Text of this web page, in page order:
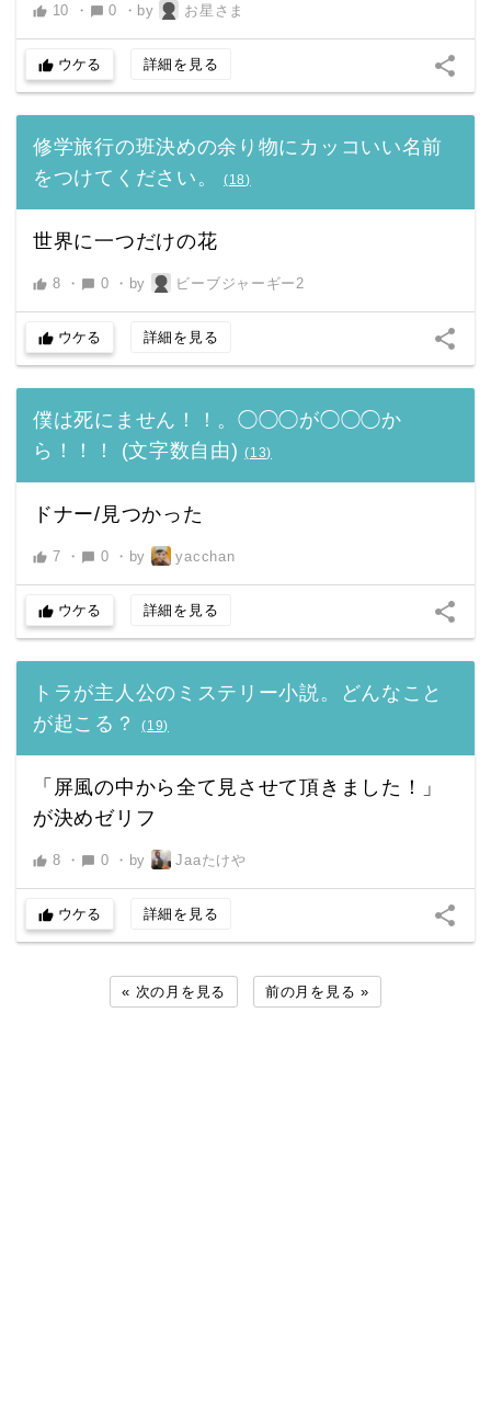
thumb_up 10 ・ chat_bubble 0 ・ by お星さま
thumb_up ウケる 詳細を見る share
修学旅行の班決めの余り物にカッコいい名前
をつけてください。
(18)
世界に一つだけの花
thumb_up 8 ・ chat_bubble 0 ・ by ビーブジャーギー2
thumb_up ウケる 詳細を見る share
僕は死にません！！。◯◯◯が◯◯◯か
ら！！！ (文字数自由) (13)
ドナー/見つかった
thumb_up 7 ・ chat_bubble 0 ・ by yacchan
thumb_up ウケる 詳細を見る share
トラが主人公のミステリー小説。どんなこと
が起こる？
(19)
「屏風の中から全て見させて頂きました！」
が決めゼリフ
thumb_up 8 ・ chat_bubble 0 ・ by Jaaたけや
thumb_up ウケる 詳細を見る share
« 次の月を見る 前の月を見る »